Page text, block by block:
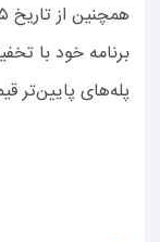
برنامه خود با
پله‌های پایین‌تر